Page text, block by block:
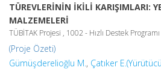
TÜREVLERİNİN İKİLİ KARIŞIMLARI:
MALZEMELERİ
TÜBİTAK Projesi , 1002 - Hızlı Destek Programı
(Proje Özeti)
Gümüşderelioğlu M., Çatıker